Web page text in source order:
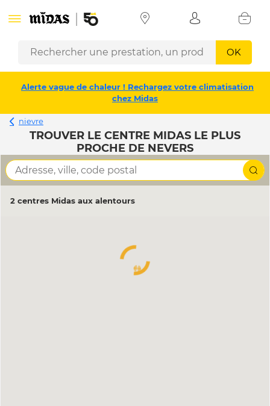
OK
Alerte vague de chaleur ! Rechargez votre climatisation
chez Midas
nievre
TROUVER LE CENTRE MIDAS LE PLUS
PROCHE DE NEVERS
2 centres Midas aux alentours